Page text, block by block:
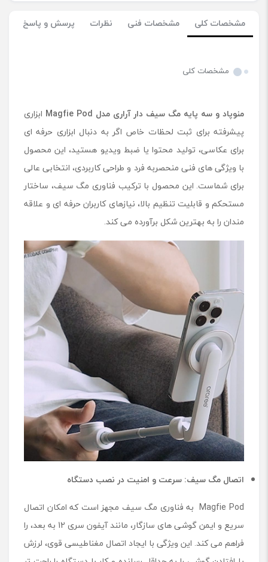
مشخصات کلی مشخصات فنی نظرات پرسش و پاسخ
مشخصات کلی
منوپاد و سه پایه مگ سیف دار آراری مدل Magfie Pod
ابزاری
پیشرفته برای ثبت لحظات خاص اگر به دنبال ابزاری حرفه ای
برای عکاسی، تولید محتوا یا ضبط ویدیو هستید، این محصول
با ویژگی های فنی منحصربه ‌فرد و طراحی کاربردی، انتخابی عالی
برای شماست. این محصول با ترکیب فناوری مگ سیف، ساختار
مستحکم و قابلیت تنظیم بالا، نیازهای کاربران حرفه ای و علاقه
مندان را به بهترین شکل برآورده می کند.
اتصال مگ سیف: سرعت و امنیت در نصب دستگاه
Magfie Pod به فناوری مگ سیف مجهز است که امکان اتصال
سریع و ایمن گوشی های سازگار، مانند آیفون سری 12 به بعد، را
فراهم می کند. این ویژگی با ایجاد اتصال مغناطیسی قوی، لرزش